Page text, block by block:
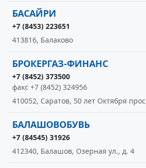
БАСАЙРИ
+7 (8453) 223651
413816, Балаково
БРОКЕРГАЗ-ФИНАНС
+7 (8452) 373500
факс +7 (8452) 324956
410052, Саратов, 50 лет Октября
БАЛАШОВОБУВЬ
+7 (84545) 31926
412340, Балашов, Озерная ул., д. 4